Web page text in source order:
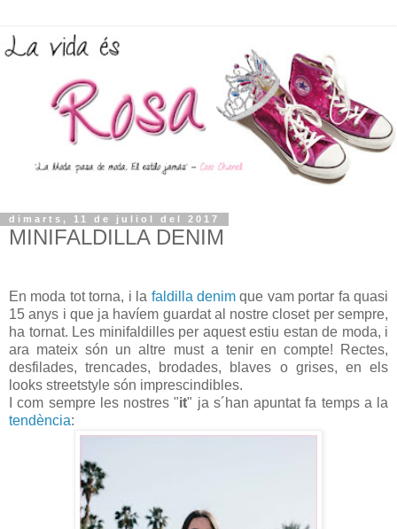
dimarts, 11 de juliol del 2017
MINIFALDILLA DENIM
En moda tot torna, i la faldilla denimque vam portar fa quasi
15 anys i que ja havíem guardat al nostre closet per sempre,
ha tornat. Les minifaldilles per aquest estiu estan de moda, i
ara mateix són un altre must a tenir en compte! Rectes,
desfilades, trencades, brodades, blaves o grises, en els
looks streetstyle són imprescindibles.
I com sempre les nostres "it" ja s´han apuntat fa temps a la
tendència: